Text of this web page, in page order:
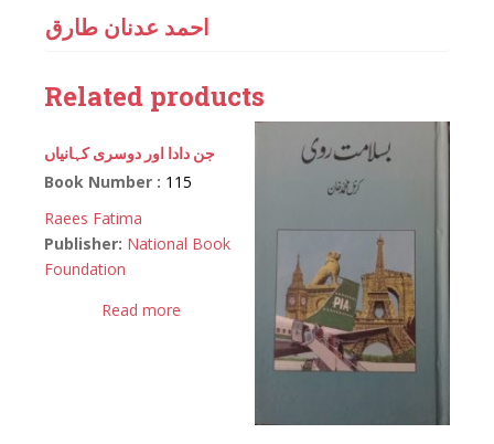
احمد عدنان طارق
Related products
جن دادا اور دوسری کہانیاں
Book Number : 115
Raees Fatima
Publisher: National Book
Foundation
Read more